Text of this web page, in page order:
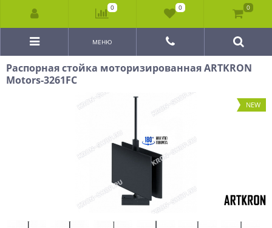
МЕНЮ
Распорная стойка моторизированная ARTKRON
Motors-3261FC
NEW
0 0 0